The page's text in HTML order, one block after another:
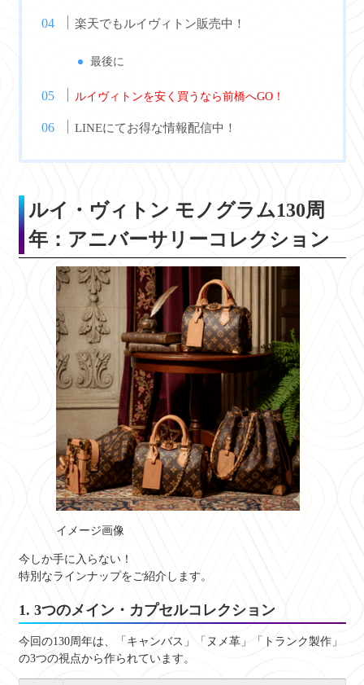
楽天でもルイヴィトン販売中！
最後に
ルイヴィトンを安く買うなら前橋へGO！
LINEにてお得な情報配信中！
ルイ・ヴィトン モノグラム130周
年：アニバーサリーコレクション
イメージ画像
今しか手に入らない！
特別なラインナップをご紹介します。
1. 3つのメイン・カプセルコレクション
今回の130周年は、「キャンバス」「ヌメ革」「トランク製作」
の3つの視点から作られています。